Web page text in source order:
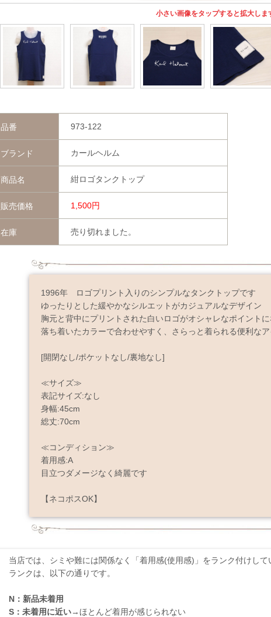
小さい画像をタップすると拡大しま
品番 973-122
ブランド カールヘルム
商品名 紺ロゴタンクトップ
販売価格 1,500円
在庫 売り切れました。
1996年 ロゴプリント入りのシンプルなタンクトップです
ゆったりとした緩やかなシルエットがカジュアルなデザイン
胸元と背中にプリントされた白いロゴがオシャレなポイント
落ち着いたカラーで合わせやすく、さらっと着られる便利な
[開閉なし/ポケットなし/裏地なし]
≪サイズ≫
表記サイズ:なし
身幅:45cm
総丈:70cm
≪コンディション≫
着用感:A
目立つダメージなく綺麗です
【ネコポスOK】
当店では、シミや難には関係なく「着用感(使用感)」をランク付けして
ランクは、以下の通りです。
N：新品未着用
S：未着用に近い→ほとんど着用が感じられない